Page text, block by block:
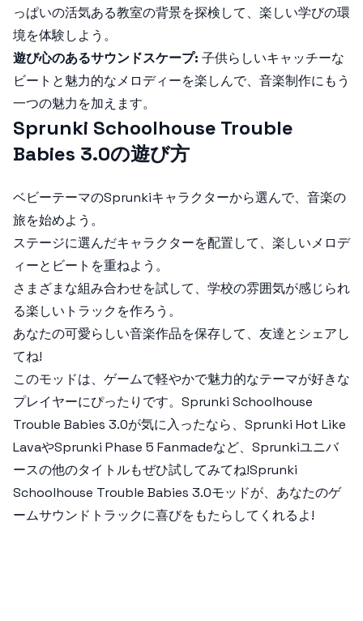
っぱいの活気ある教室の背景を探検して、楽しい学びの環
境を体験しよう。
遊び心のあるサウンドスケープ: 子供らしいキャッチーな
ビートと魅力的なメロディーを楽しんで、音楽制作にもう
一つの魅力を加えます。
Sprunki Schoolhouse Trouble
Babies 3.0の遊び方
ベビーテーマのSprunkiキャラクターから選んで、音楽の
旅を始めよう。
ステージに選んだキャラクターを配置して、楽しいメロデ
ィーとビートを重ねよう。
さまざまな組み合わせを試して、学校の雰囲気が感じられ
る楽しいトラックを作ろう。
あなたの可愛らしい音楽作品を保存して、友達とシェアし
てね!
このモッドは、ゲームで軽やかで魅力的なテーマが好きな
プレイヤーにぴったりです。 Sprunki Schoolhouse
Trouble Babies 3.0が気に入ったなら、 Sprunki Hot Like
LavaやSprunki Phase 5 Fanmadeなど、Sprunkiユニバ
ースの他のタイトルもぜひ試してみてね!Sprunki
Schoolhouse Trouble Babies 3.0モッドが、あなたのゲ
ームサウンドトラックに喜びをもたらしてくれるよ!